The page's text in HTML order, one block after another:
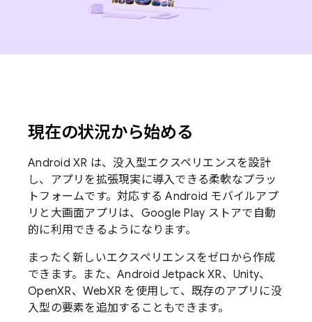
現在の状況から始める
Android XR は、没入型エクスペリエンスを設計
し、アプリを拡張現実に導入できる柔軟なプラッ
トフォームです。対応する Android モバイルアプ
リと大画面アプリは、Google Play ストアで自動
的に利用できるようになります。
まったく新しいエクスペリエンスをゼロから作成
できます。また、Android Jetpack XR、Unity、
OpenXR、WebXR を使用して、既存のアプリに没
入型の要素を追加することもできます。